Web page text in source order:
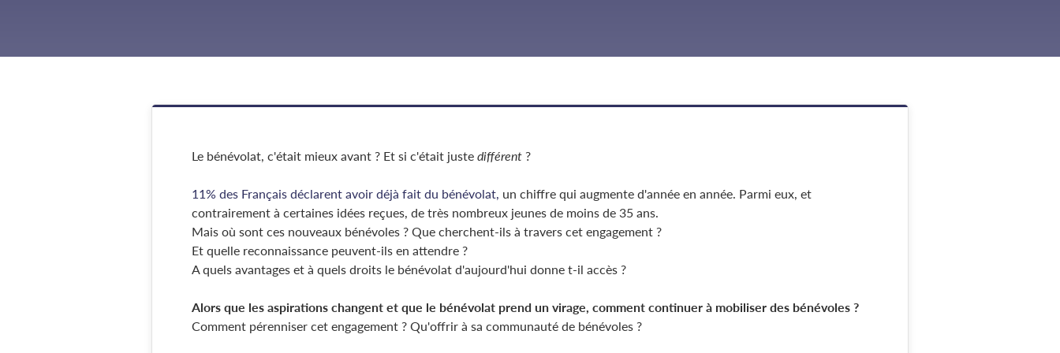
Le bénévolat, c'était mieux avant ? Et si c'était justedifférent ?
11% des Français déclarent avoir déjà fait du bénévolat, un chiffre qui augmente d'année en année. Parmi eux, et
contrairement à certaines idées reçues, de très nombreux jeunes de moins de 35 ans.
Mais où sont ces nouveaux bénévoles ? Que cherchent-ils à travers cet engagement ?
Et quelle reconnaissance peuvent-ils en attendre ?
A quels avantages et à quels droits le bénévolat d'aujourd'hui donne t-il accès ?
Alors que les aspirations changent et que le bénévolat prend un virage, comment continuer à mobiliser des bénévoles ?
Comment pérenniser cet engagement ? Qu'offrir à sa communauté de bénévoles ?